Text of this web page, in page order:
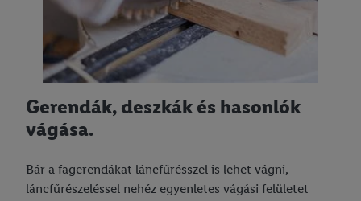
Gerendák, deszkák és hasonlók
vágása.
Bár a fagerendákat láncfűrésszel is lehet vágni,
láncfűrészeléssel nehéz egyenletes vágási felületet